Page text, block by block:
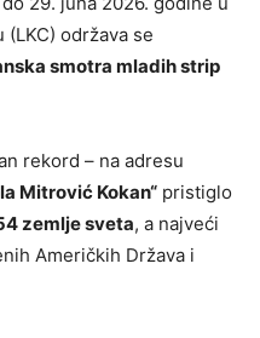
održava se
smotra mladih strip
rekord – na adresu
Mitrović Kokan“ pristiglo
zemlje sveta, a najveći
Američkih Država i